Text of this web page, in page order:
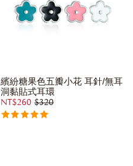
繽紛糖果色五瓣小花 耳針/無耳
洞黏貼式耳環
NT$260 $320